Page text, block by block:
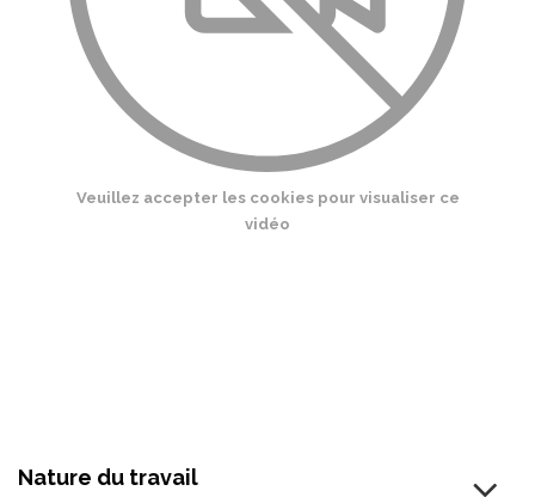
Veuillez accepter les cookies pour visualiser ce
vidéo
Nature du travail